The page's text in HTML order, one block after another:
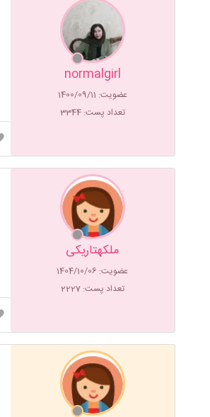
normalgirl
عضویت: 1400/09/11
تعداد پست: 3344
ملکهتاریکی
عضویت: 1404/10/06
تعداد پست: 2227